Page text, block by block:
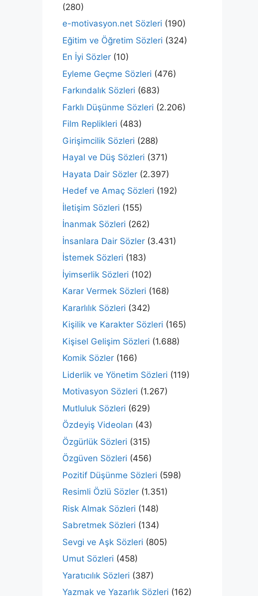
(280)
e-motivasyon.net Sözleri (190)
Eğitim ve Öğretim Sözleri (324)
En İyi Sözler (10)
Eyleme Geçme Sözleri (476)
Farkındalık Sözleri (683)
Farklı Düşünme Sözleri (2.206)
Film Replikleri (483)
Girişimcilik Sözleri (288)
Hayal ve Düş Sözleri (371)
Hayata Dair Sözler (2.397)
Hedef ve Amaç Sözleri (192)
İletişim Sözleri (155)
İnanmak Sözleri (262)
İnsanlara Dair Sözler (3.431)
İstemek Sözleri (183)
İyimserlik Sözleri (102)
Karar Vermek Sözleri (168)
Kararlılık Sözleri (342)
Kişilik ve Karakter Sözleri (165)
Kişisel Gelişim Sözleri (1.688)
Komik Sözler (166)
Liderlik ve Yönetim Sözleri (119)
Motivasyon Sözleri (1.267)
Mutluluk Sözleri (629)
Özdeyiş Videoları (43)
Özgürlük Sözleri (315)
Özgüven Sözleri (456)
Pozitif Düşünme Sözleri (598)
Resimli Özlü Sözler (1.351)
Risk Almak Sözleri (148)
Sabretmek Sözleri (134)
Sevgi ve Aşk Sözleri (805)
Umut Sözleri (458)
Yaratıcılık Sözleri (387)
Yazmak ve Yazarlık Sözleri (162)